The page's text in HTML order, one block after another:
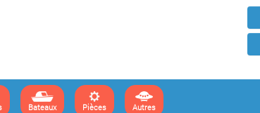
Bateaux Pièces Autres